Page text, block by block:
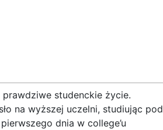
studenckie życie.
na wyższej uczelni, studiując pod
dnia w college’u